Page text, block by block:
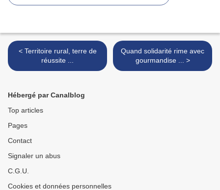
< Territoire rural, terre de
réussite ...
Quand solidarité rime avec
gourmandise ... >
Hébergé par Canalblog
Top articles
Pages
Contact
Signaler un abus
C.G.U.
Cookies et données personnelles